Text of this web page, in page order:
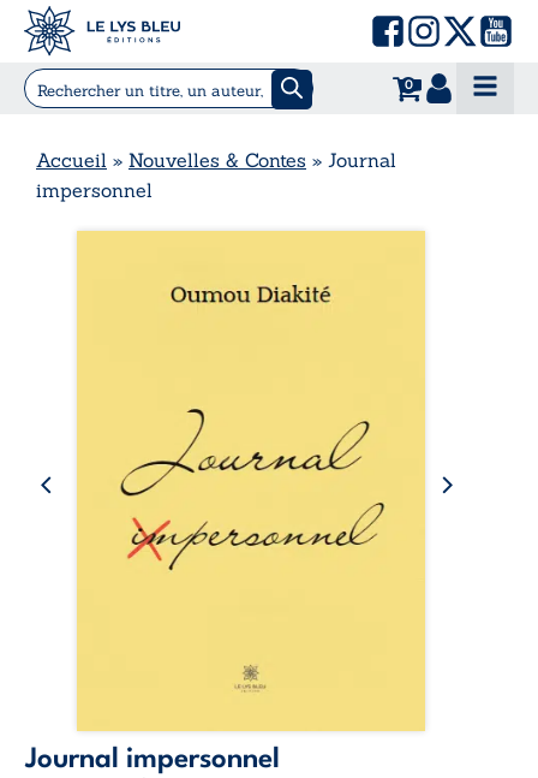
0
Accueil » Nouvelles & Contes » Journal
impersonnel
Journal impersonnel